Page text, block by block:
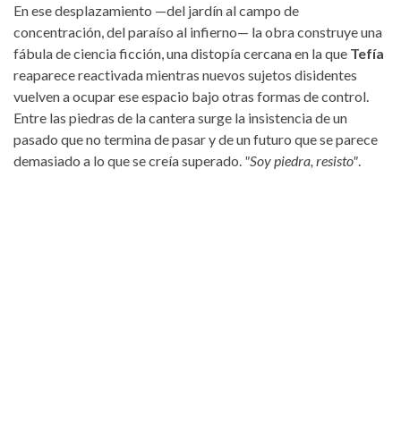
En ese desplazamiento —del jardín al campo de
concentración, del paraíso al infierno— la obra construye una
fábula de ciencia ficción, una distopía cercana en la que Tefía
reaparece reactivada mientras nuevos sujetos disidentes
vuelven a ocupar ese espacio bajo otras formas de control.
Entre las piedras de la cantera surge la insistencia de un
pasado que no termina de pasar y de un futuro que se parece
demasiado a lo que se creía superado. "Soy piedra, resisto".